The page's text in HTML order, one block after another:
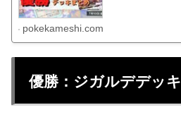
pokekameshi.com
優勝：ジガルデデッキ